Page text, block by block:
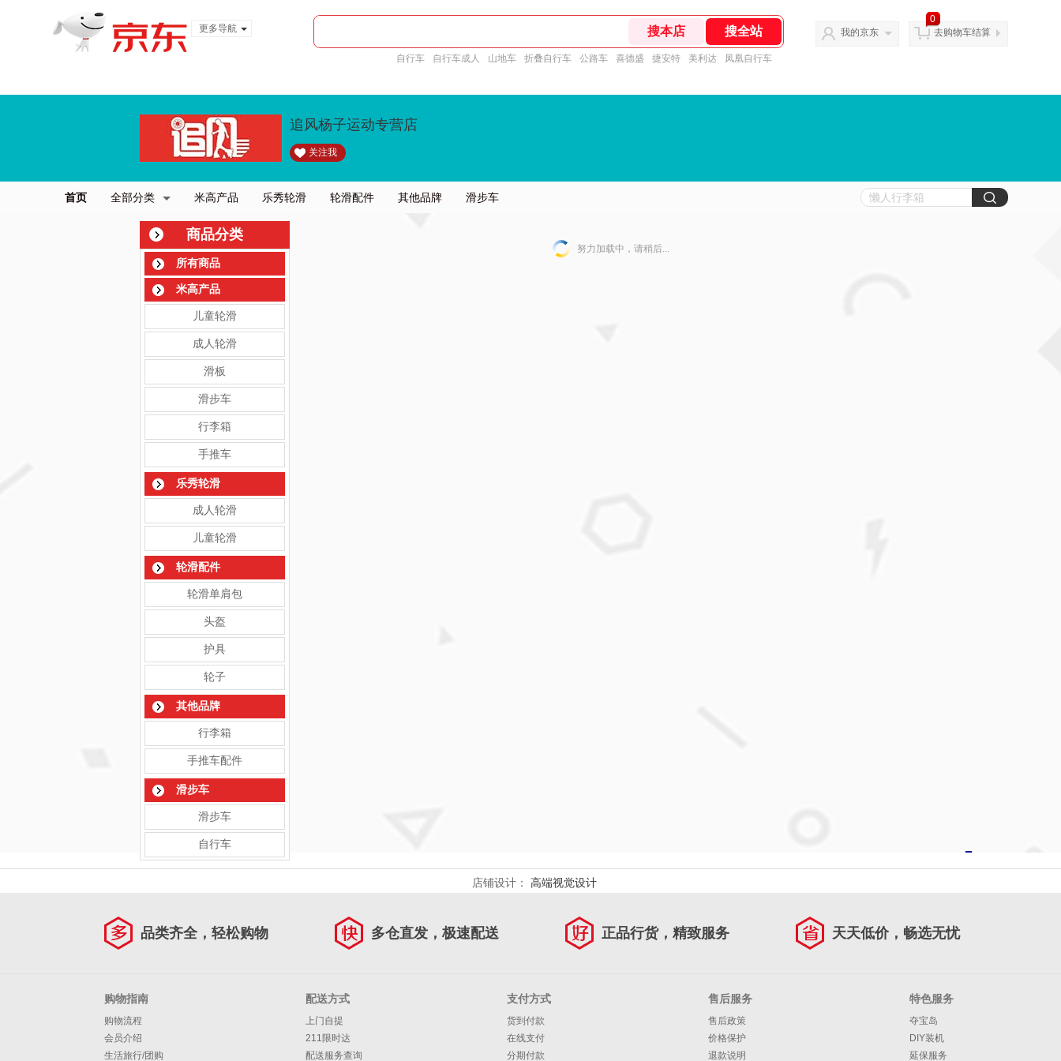
更多导航
自行车 自行车成人 山地车 折叠自行车 公路车 喜德盛 捷安特 美利达 凤凰自行车
我的京东
0
去购物车结算
追风杨子运动专营店
关注我
首页 全部分类 米高产品 乐秀轮滑 轮滑配件 其他品牌 滑步车
商品分类
所有商品
米高产品
儿童轮滑
成人轮滑
滑板
滑步车
行李箱
手推车
乐秀轮滑
成人轮滑
儿童轮滑
轮滑配件
轮滑单肩包
头盔
护具
轮子
其他品牌
行李箱
手推车配件
滑步车
滑步车
自行车
努力加载中，请稍后...
店铺设计： 高端视觉设计
品类齐全，轻松购物 多仓直发，极速配送 正品行货，精致服务 天天低价，畅选无忧
购物指南
购物流程
会员介绍
生活旅行/团购
配送方式
上门自提
211限时达
配送服务查询
支付方式
货到付款
在线支付
分期付款
售后服务
售后政策
价格保护
退款说明
特色服务
夺宝岛
DIY装机
延保服务